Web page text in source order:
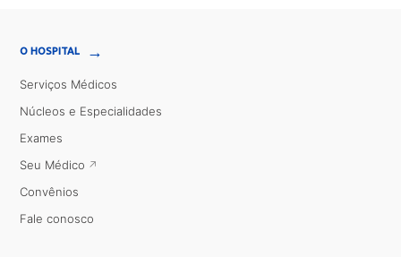
O HOSPITAL →
Serviços Médicos
Núcleos e Especialidades
Exames
Seu Médico
Convênios
Fale conosco